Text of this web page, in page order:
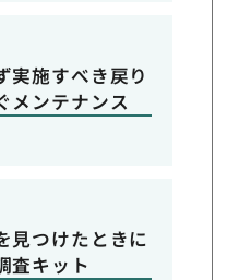
実施すべき戻り
メンテナンス
見つけたときに
査キット